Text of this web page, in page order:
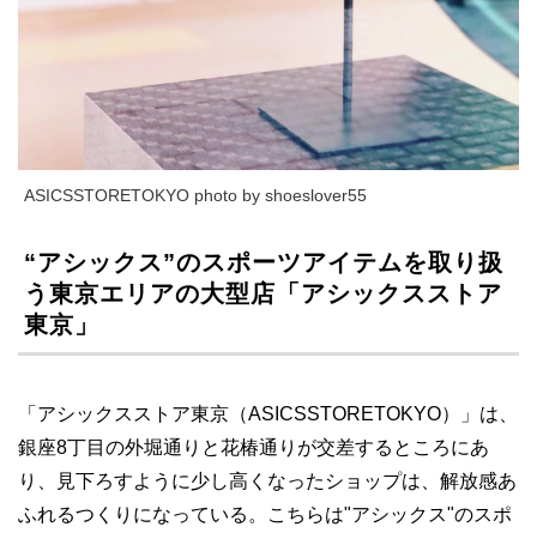
ASICSSTORETOKYO photo by shoeslover55
“アシックス”のスポーツアイテムを取り扱
う東京エリアの大型店「アシックスストア
東京」
「アシックスストア東京（ASICSSTORETOKYO）」は、
銀座8丁目の外堀通りと花椿通りが交差するところにあ
り、見下ろすように少し高くなったショップは、解放感あ
ふれるつくりになっている。こちらは"アシックス"のスポ